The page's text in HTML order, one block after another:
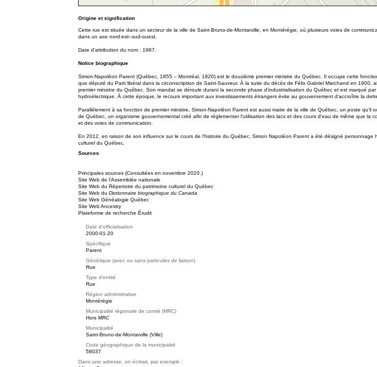
Origine et signification
Cette rue est située dans un secteur de la ville de Saint-Bruno-de-Montarville, en Montérégie, où plusieurs voies de
dans un axe nord-est–sud-ouest.
Date d'attribution du nom : 1987.
Notice biographique
Simon-Napoléon Parent (Québec, 1855 – Montréal, 1920) est le douzième premier ministre du Québec. Il occupe cette
que député du Parti libéral dans la circonscription de Saint-Sauveur. À la suite du décès de Félix Gabriel Marchand en
premier ministre du Québec. Son mandat se déroule durant la seconde phase d'industrialisation du Québec et est marqué
hydroélectrique. À cette époque, le recours important aux investissements étrangers évite au gouvernement d'accroître la
Parallèlement à sa fonction de premier ministre, Simon-Napoléon Parent est aussi maire de la ville de Québec, un poste
de Québec, un organisme gouvernemental créé afin de réglementer l'utilisation des lacs et des cours d'eau de même que
et des voies de communication.
En 2012, en raison de son influence sur le cours de l'histoire du Québec, Simon Napoléon Parent a été désigné personnage
culturel du Québec.
Sources
Principales sources (Consultées en novembre 2020.)
Site Web de l'Assemblée nationale
Site Web du Répertoire du patrimoine culturel du Québec
Site Web du Dictionnaire biographique du Canada
Site Web Généalogie Québec
Site Web Ancestry
Plateforme de recherche Érudit
Date d'officialisation
2000-01-20
Spécifique
Parent
Générique (avec ou sans particules de liaison)
Rue
Type d'entité
Rue
Région administrative
Montérégie
Municipalité régionale de comté (MRC)
Hors MRC
Municipalité
Saint-Bruno-de-Montarville (Ville)
Code géographique de la municipalité
58037
Dans une adresse, on écrirait, par exemple :